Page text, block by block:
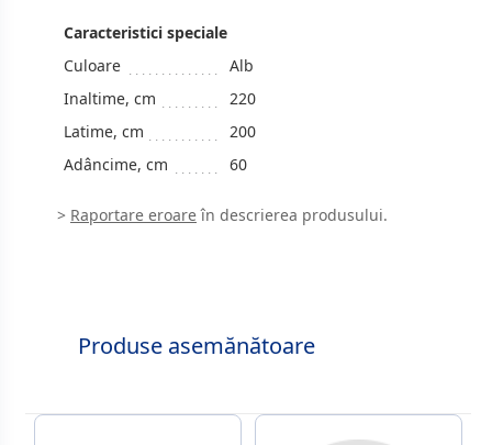
Caracteristici speciale
Culoare
Alb
Inaltime, cm
220
Latime, cm
200
Adâncime, cm
60
> Raportare eroareîn descrierea produsului.
Produse asemănătoare